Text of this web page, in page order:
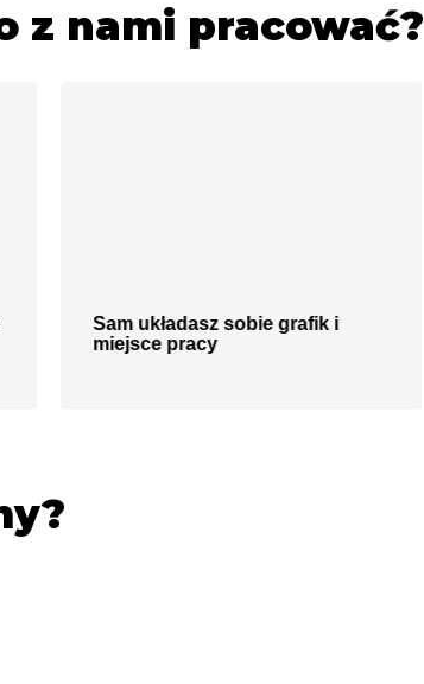
z nami pracować?
Sam układasz sobie grafik i
miejsce pracy